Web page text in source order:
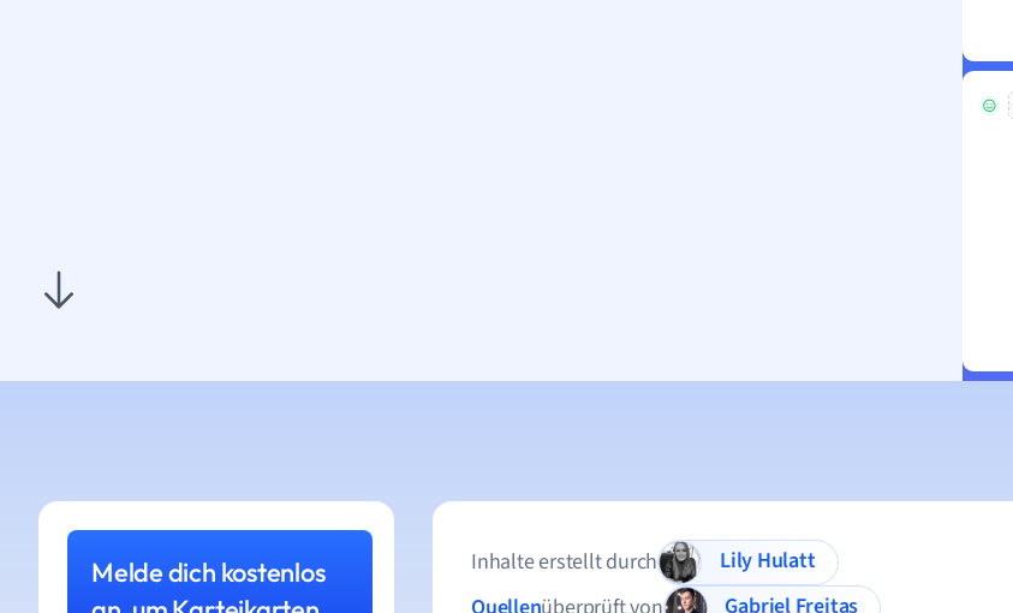
Melde dich kostenlos
Inhalte erstellt durch
Lily Hulatt
Gabriel Freitas